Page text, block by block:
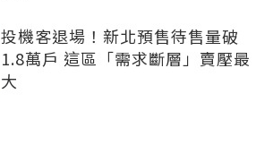
投機客退場！新北預售待售量破
1.8萬戶 這區「需求斷層」賣壓最
大